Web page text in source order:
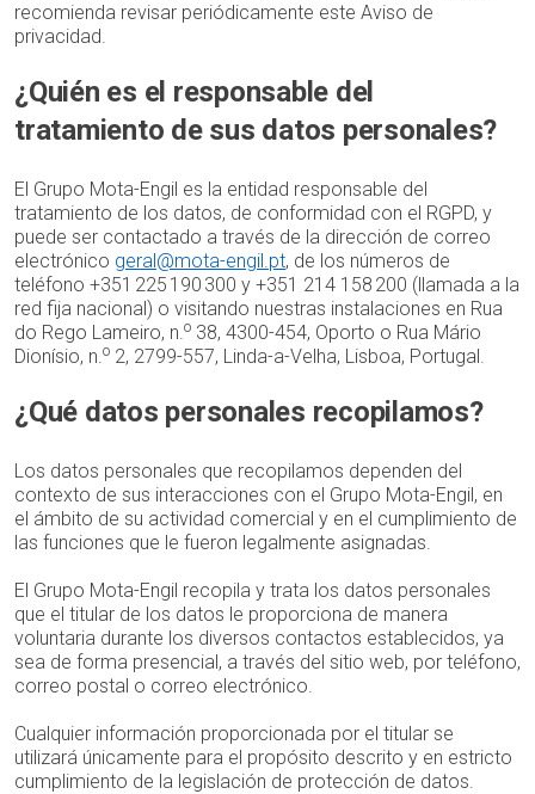
recomienda revisar periódicamente este Aviso de
privacidad.
¿Quién es el responsable del
tratamiento de sus datos personales?
El Grupo Mota-Engil es la entidad responsable del
tratamiento de los datos, de conformidad con el RGPD, y
puede ser contactado a través de la dirección de correo
electrónico geral@mota-engil.pt, de los números de
teléfono +351 225 190 300 y +351 214 158 200 (llamada a la
red fija nacional) o visitando nuestras instalaciones en Rua
do Rego Lameiro, n.o 38, 4300-454, Oporto o Rua Mário
Dionísio, n.o 2, 2799-557, Linda-a-Velha, Lisboa, Portugal.
¿Qué datos personales recopilamos?
Los datos personales que recopilamos dependen del
contexto de sus interacciones con el Grupo Mota-Engil, en
el ámbito de su actividad comercial y en el cumplimiento de
las funciones que le fueron legalmente asignadas.
El Grupo Mota-Engil recopila y trata los datos personales
que el titular de los datos le proporciona de manera
voluntaria durante los diversos contactos establecidos, ya
sea de forma presencial, a través del sitio web, por teléfono,
correo postal o correo electrónico.
Cualquier información proporcionada por el titular se
utilizará únicamente para el propósito descrito y en estricto
cumplimiento de la legislación de protección de datos.